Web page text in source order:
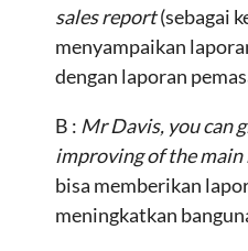
sales report(sebagai
menyampaikan
dengan laporan
B : Mr Davis, you can
improving of the
bisa memberikan
meningkatkan